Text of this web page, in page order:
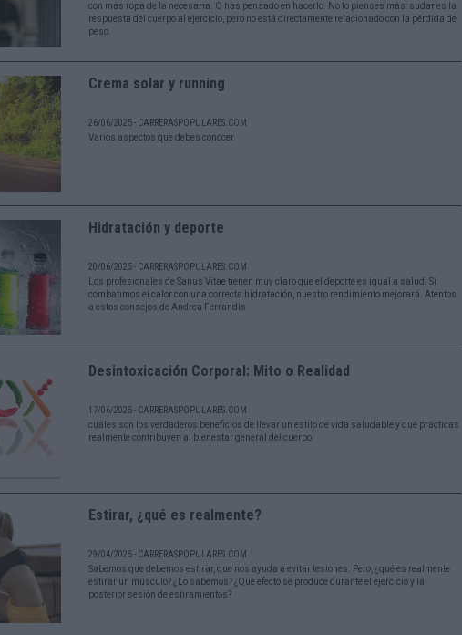
con más ropa de la necesaria. O has pensado en hacerlo. No lo pienses más: sudar es la
respuesta del cuerpo al ejercicio, pero no está directamente relacionado con la pérdida de
peso.
Crema solar y running
26/06/2025 - CARRERASPOPULARES.COM
Varios aspectos que debes conocer
Hidratación y deporte
20/06/2025 - CARRERASPOPULARES.COM
Los profesionales de Sanus Vitae tienen muy claro que el deporte es igual a salud. Si
combatimos el calor con una correcta hidratación, nuestro rendimiento mejorará. Atentos
a estos consejos de Andrea Ferrandis.
Desintoxicación Corporal: Mito o Realidad
17/06/2025 - CARRERASPOPULARES.COM
cuáles son los verdaderos beneficios de llevar un estilo de vida saludable y qué prácticas
realmente contribuyen al bienestar general del cuerpo
Estirar, ¿qué es realmente?
29/04/2025 - CARRERASPOPULARES.COM
Sabemos que debemos estirar, que nos ayuda a evitar lesiones. Pero, ¿qué es realmente
estirar un músculo? ¿Lo sabemos? ¿Qué efecto se produce durante el ejercicio y la
posterior sesión de estiramientos?